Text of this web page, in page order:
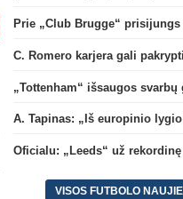
„Tottenham“ išsaugos svarbų
VISOS FUTBOLO